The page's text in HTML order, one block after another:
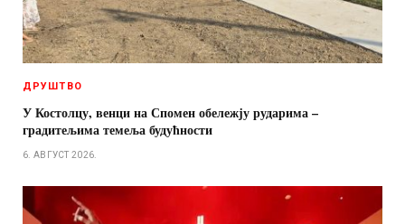
ДРУШТВО
У Костолцу, венци на Спомен обележју рударима –
градитељима темеља будућности
6. АВГУСТ 2026.